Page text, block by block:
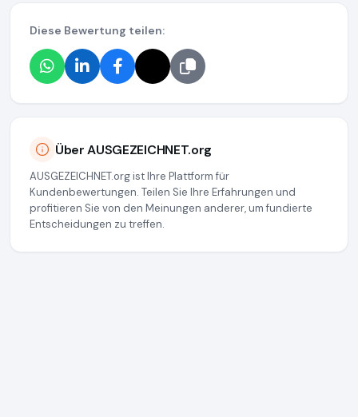
Diese Bewertung teilen:
Über AUSGEZEICHNET.org
AUSGEZEICHNET.org ist Ihre Plattform für
Kundenbewertungen. Teilen Sie Ihre Erfahrungen und
profitieren Sie von den Meinungen anderer, um fundierte
Entscheidungen zu treffen.